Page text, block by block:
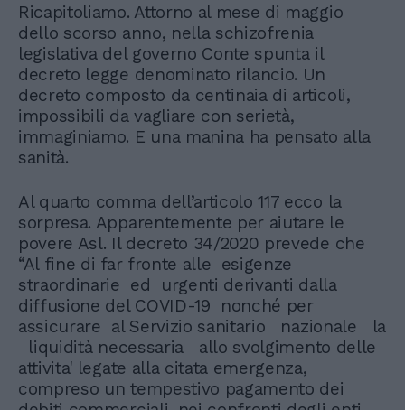
Ricapitoliamo. Attorno al mese di maggio
dello scorso anno, nella schizofrenia
legislativa del governo Conte spunta il
decreto legge denominato rilancio. Un
decreto composto da centinaia di articoli,
impossibili da vagliare con serietà,
immaginiamo. E una manina ha pensato alla
sanità.
Al quarto comma dell’articolo 117 ecco la
sorpresa. Apparentemente per aiutare le
povere Asl. Il decreto 34/2020 prevede che
“Al fine di far fronte alle esigenze
straordinarie ed urgenti derivanti dalla
diffusione del COVID-19 nonché per
assicurare al Servizio sanitario nazionale la
liquidità necessaria allo svolgimento delle
attivita' legate alla citata emergenza,
compreso un tempestivo pagamento dei